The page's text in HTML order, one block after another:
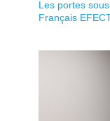
Les portes
Français